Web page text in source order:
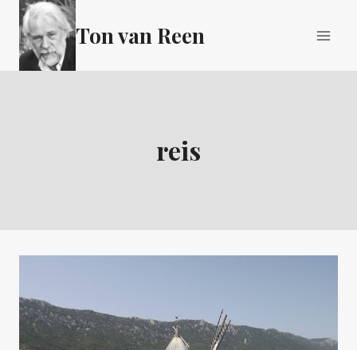
Doorgaan
naar
inhoud
Ton van Reen
reis